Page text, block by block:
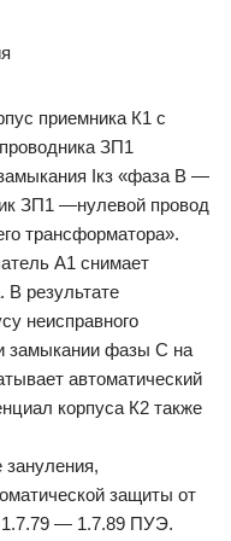
приемника К1 с
ЗП1
Iкз «фаза В —
ЗП1 —нулевой провод
трансформатора».
А1 снимает
В результате
неисправного
замыкании фазы С на
автоматический
корпуса К2 также
зануления,
защиты от
1.7.79 — 1.7.89 ПУЭ.